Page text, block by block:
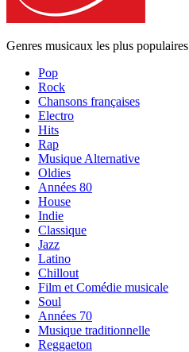
Genres musicaux les plus populaires
Pop
Rock
Chansons françaises
Electro
Hits
Rap
Musique Alternative
Oldies
Années 80
House
Indie
Classique
Jazz
Latino
Chillout
Film et Comédie musicale
Soul
Années 70
Musique traditionnelle
Reggaeton